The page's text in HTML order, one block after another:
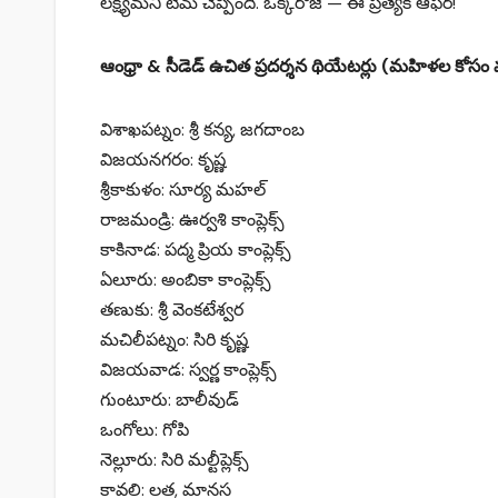
ఆంధ్రా & సీడెడ్ ఉచిత ప్రదర్శన థియేటర్లు (మహిళల
విశాఖపట్నం: శ్రీ కన్య, జగదాంబ
విజయనగరం: కృష్ణ
శ్రీకాకుళం: సూర్య మహల్
రాజమండ్రి: ఊర్వశి కాంప్లెక్స్
కాకినాడ: పద్మ ప్రియ కాంప్లెక్స్
ఏలూరు: అంబికా కాంప్లెక్స్
తణుకు: శ్రీ వెంకటేశ్వర
మచిలీపట్నం: సిరి కృష్ణ
విజయవాడ: స్వర్ణ కాంప్లెక్స్
గుంటూరు: బాలీవుడ్
ఒంగోలు: గోపి
నెల్లూరు: సిరి మల్టీప్లెక్స్
కావలి: లత, మానస